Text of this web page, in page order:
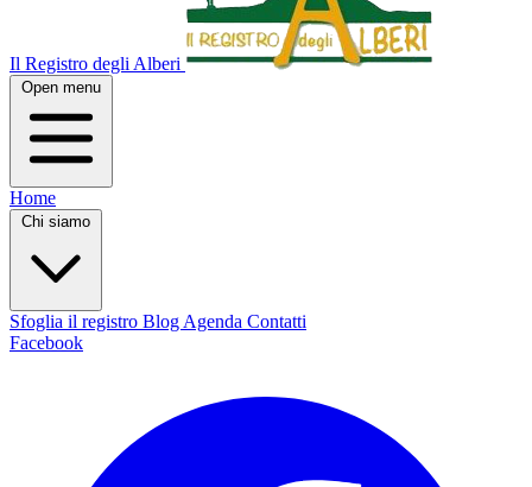
Il Registro degli Alberi
Open menu
Home
Chi siamo
Sfoglia il registro Blog Agenda Contatti
Facebook